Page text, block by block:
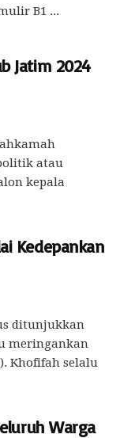
B1 ...
Jatim 2024
atau
kepala
Kedepankan
ditunjukkan
meringankan
Khofifah selalu
Warga